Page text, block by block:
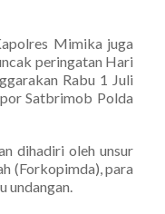
Mimika juga
peringatan Hari
Rabu 1 Juli
Satbrimob Polda
dihadiri oleh unsur
(Forkopimda), para
undangan.